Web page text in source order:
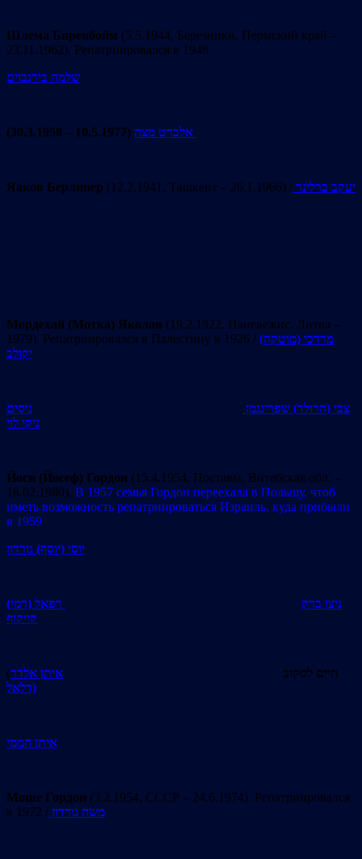
Шлема Биренбойм (5.5.1944, Березники, Пермский край –
23.11.1962). Репатриировался в 1948
שלמה בירנבוים
(30.3.1958 – 10.5.1977)
Яаков Берлинер (12.2.1941, Ташкент – 26.1.1966) / יעקב ברלינר
Мордехай (Мотка) Яколав (19.2.1922, Паневежис, Литва –
1979). Репатриировался в Палестину в 1926 / מרדכי (מוטקה)
יקולב
צבי (הרולד) שפרינגמן
ניסים
ניקי לוי
Йоси (Йосеф) Гордон (15.4.1954, Поставы, Витебская обл. –
18.02.1980). В 1957 семья Гордон переехала в Польшу, чтоб
иметь возможность репатриироваться Израиль, куда прибыли
в 1959
יוסי (יוסף) גורדון
ניצן ברק
רפאל (רמי)
קייקוף
( חיים לסקוב
איתן אלדר
(דלאל
איתן חממי
Моше Гордон (3.2.1954, СССР – 24.6.1974). Репатриировался
в 1972 / משה גורדון